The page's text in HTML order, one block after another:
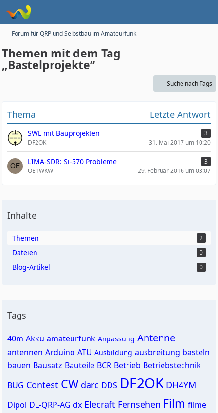
Forum für QRP und Selbstbau im Amateurfunk
Themen mit dem Tag
„Bastelprojekte“
Suche nach Tags
Thema Letzte Antwort
SWL mit Bauprojekten
3
DF2OK
31. Mai 2017 um 10:20
LIMA-SDR: Si-570 Probleme
3
OE1WKW
29. Februar 2016 um 03:07
Inhalte
Themen 2
Dateien 0
Blog-Artikel 0
Tags
40m Akku amateurfunk Anpassung Antenne
antennen Arduino ATU Ausbildung ausbreitung basteln
bauen Bausatz Bauteile BCR Betrieb Betriebstechnik
BUG Contest CW darc DDS DF2OK DH4YM
Dipol DL-QRP-AG dx Elecraft Fernsehen Film filme